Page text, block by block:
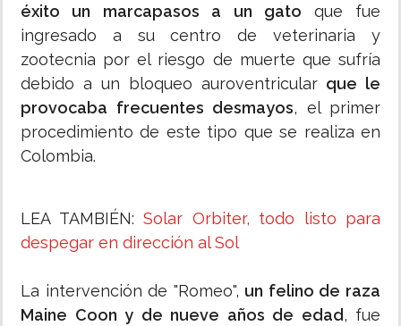
éxito un marcapasos a un gato que fue
ingresado a su centro de veterinaria y
zootecnia por el riesgo de muerte que sufría
debido a un bloqueo auroventricular que le
provocaba frecuentes desmayos, el primer
procedimiento de este tipo que se realiza en
Colombia.
LEA TAMBIÉN: Solar Orbiter, todo listo para
despegar en dirección al Sol
La intervención de "Romeo", un felino de raza
Maine Coon y de nueve años de edad, fue